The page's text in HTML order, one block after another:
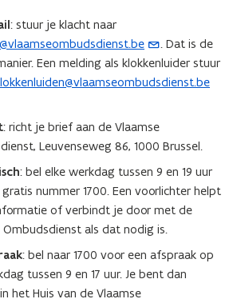
: stuur je klacht naar
. Dat is de
Een melding als klokkenluider stuur
: richt je brief aan de Vlaamse
Leuvenseweg 86, 1000 Brussel.
: bel elke werkdag tussen 9 en 19 uur
nummer 1700. Een voorlichter helpt
of verbindt je door met de
Ombudsdienst als dat nodig is.
: bel naar 1700 voor een afspraak op
tussen 9 en 17 uur. Je bent dan
het Huis van de Vlaamse